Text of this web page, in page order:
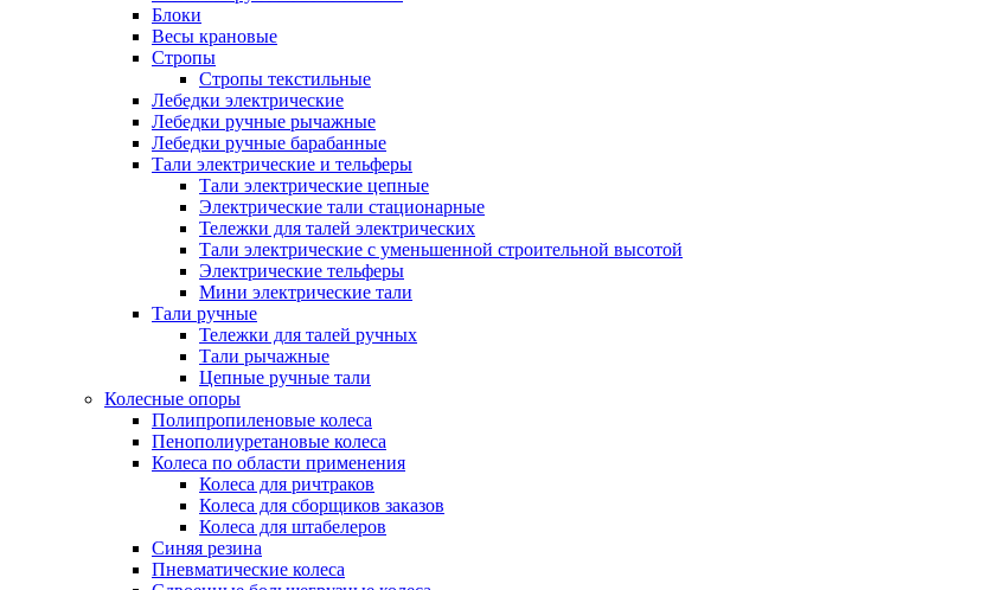
Блоки
Весы крановые
Стропы
Стропы текстильные
Лебедки электрические
Лебедки ручные рычажные
Лебедки ручные барабанные
Тали электрические и тельферы
Тали электрические цепные
Электрические тали стационарные
Тележки для талей электрических
Тали электрические с уменьшенной строительной высотой
Электрические тельферы
Мини электрические тали
Тали ручные
Тележки для талей ручных
Тали рычажные
Цепные ручные тали
Колесные опоры
Полипропиленовые колеса
Пенополиуретановые колеса
Колеса по области применения
Колеса для ричтраков
Колеса для сборщиков заказов
Колеса для штабелеров
Синяя резина
Пневматические колеса